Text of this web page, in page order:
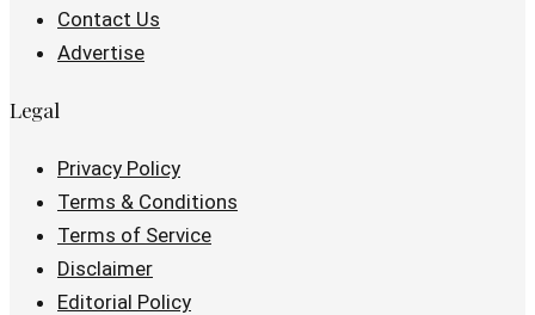
Contact Us
Advertise
Legal
Privacy Policy
Terms & Conditions
Terms of Service
Disclaimer
Editorial Policy